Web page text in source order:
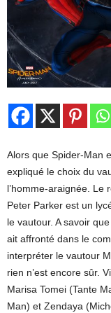
Alors que Spider-Man
expliqué le choix du
l’homme-araignée. Le
Peter Parker est un
le vautour. A savoir
ait affronté dans le
interpréter le vautour
rien n’est encore sûr.
Marisa Tomei (Tante
Man) et Zendaya